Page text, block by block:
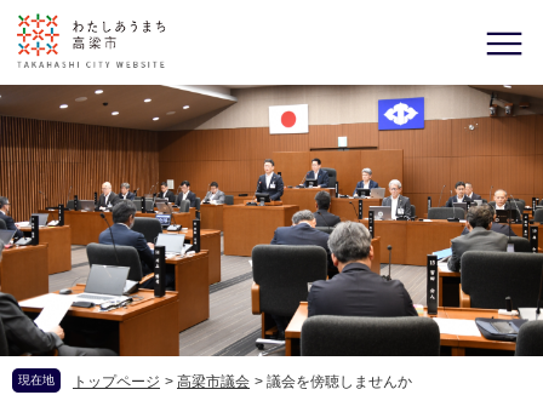
現在地 トップページ > 高梁市議会 > 議会を傍聴しませんか